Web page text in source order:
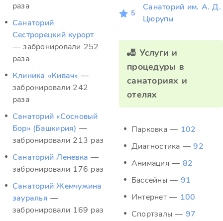
раза
Санаторий
Сестрорецкий курорт
— забронировали 252
раза
Клиника «Кивач» —
забронировали 242
раза
Санаторий «Сосновый
Бор» (Башкирия) —
забронировали 213 раз
Санаторий Леневка —
забронировали 176 раз
Санаторий Жемчужина
зауралья —
забронировали 169 раз
5
Санаторий им. А. Д.
Цюрупы
🎳 Услуги и
процедуры в
санаториях и
отелях
Парковка — 102
Диагностика —92
Анимация — 82
Бассейны — 91
Интернет — 100
Спортзалы — 97